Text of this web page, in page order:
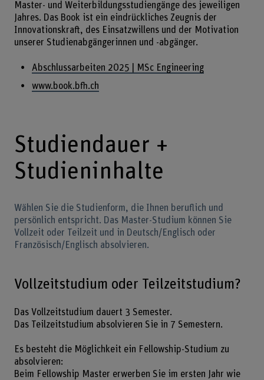
Master- und Weiterbildungsstudiengänge des jeweiligen
Jahres. Das Book ist ein eindrückliches Zeugnis der
Innovationskraft, des Einsatzwillens und der Motivation
unserer Studienabgängerinnen und -abgänger.
Abschlussarbeiten 2025 | MSc Engineering
www.book.bfh.ch
Studiendauer +
Studieninhalte
Wählen Sie die Studienform, die Ihnen beruflich und
persönlich entspricht. Das Master-Studium können Sie
Vollzeit oder Teilzeit und in Deutsch/Englisch oder
Französisch/Englisch absolvieren.
Vollzeitstudium oder Teilzeitstudium?
Das Vollzeitstudium dauert 3 Semester.
Das Teilzeitstudium absolvieren Sie in 7 Semestern.
Es besteht die Möglichkeit ein Fellowship-Studium zu
absolvieren:
Beim Fellowship Master erwerben Sie im ersten Jahr wie